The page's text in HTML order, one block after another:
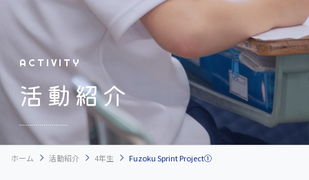
ACTIVITY
活動紹介
ホーム chevron_right 活動紹介 chevron_right 4年生 chevron_right Fuzoku Sprint Project①